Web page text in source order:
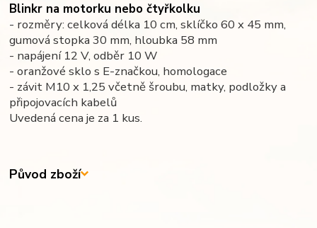
Blinkr na motorku nebo čtyřkolku
- rozměry: celková délka 10 cm, sklíčko 60 x 45 mm,
gumová stopka 30 mm, hloubka 58 mm
- napájení 12 V, odběr 10 W
- oranžové sklo s E-značkou, homologace
- závit M10 x 1,25 včetně šroubu, matky, podložky a
připojovacích kabelů
Uvedená cena je za 1 kus.
Původ zboží